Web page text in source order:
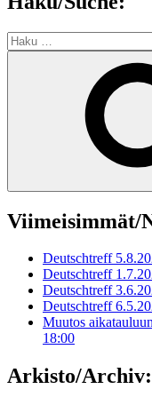
Etsi:
Viimeisimmät/
Deutschtreff
Deutschtreff
Deutschtreff
Deutschtreff
Muutos
18:00
Arkisto/Archiv: